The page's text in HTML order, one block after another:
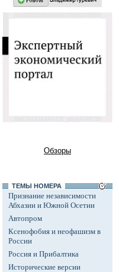
Обзоры
ТЕМЫ НОМЕРА
Признание независимости
Абхазии и Южной Осетии
Автопром
Ксенофобия и неофашизм в
России
Россия и Прибалтика
Исторические версии